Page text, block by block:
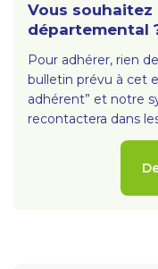
Vous
départemental
Pour adhérer, rien
bulletin prévu à cet
adhérent” et notre
recontactera dans